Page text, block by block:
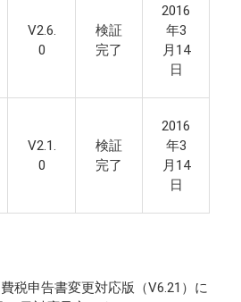
V2.6.
0
検証
完了
2016
年3
月14
日
V2.1.
0
検証
完了
2016
年3
月14
日
税申告書変更対応版（V6.21）に